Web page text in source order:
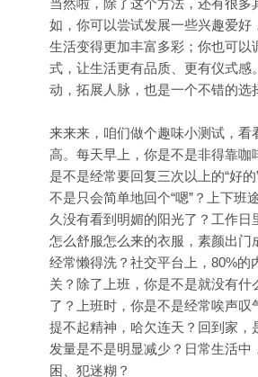
当然啦，除了这个方法，还有很多
如，你可以尝试发展一些兴趣爱好
生活变得更加丰富多彩；你也可以
式，让生活更有品质、更有仪式感
动，拓展人脉，也是一个不错的选
来来来，咱们做个趣味小测试，看
高。每天早上，你是不是非得靠咖
是不是经常要回复三次以上的“好
不是只会简单地回个“嗯”？上下班
久没有看到明媚的阳光了？工作日
怎么舒服怎么来的衣服，素颜出门
经常懒得洗？社交平台上，80%的
关？除了上班，你是不是就没有什
了？上班时，你是不是经常唉声叹
提不起精神，哈欠连天？回到家，
发量是不是明显减少？日常生活中
困、犯迷糊？